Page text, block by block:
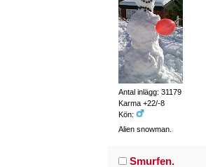
Antal inlägg: 31179
Karma +22/-8
Kön:
Alien snowman.
Smurfen.